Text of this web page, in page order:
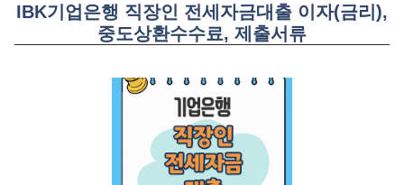
IBK기업은행 직장인 전세자금대출 이자(금리),
중도상환수수료, 제출서류